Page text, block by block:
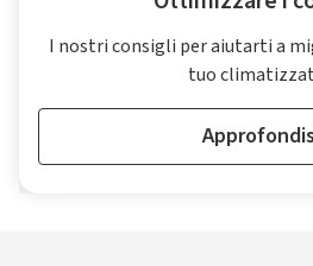
I nostri consigli per aiutarti a
tuo